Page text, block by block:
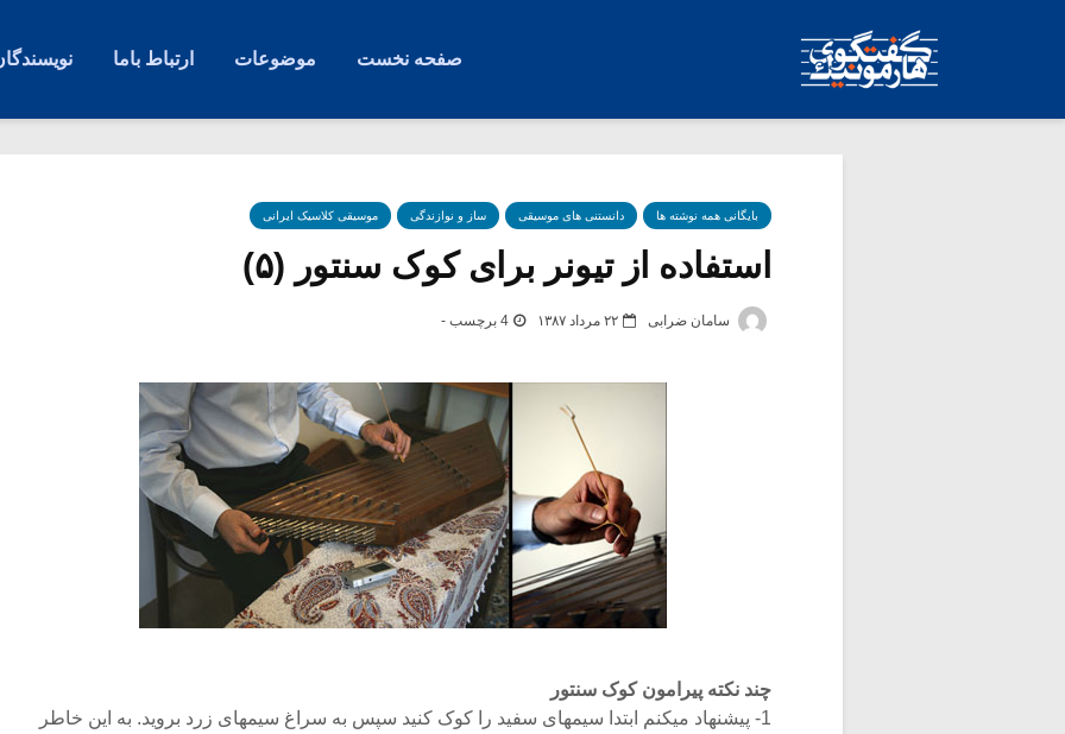
صفحه نخست موضوعات ارتباط باما
بایگانی همه نوشته ها دانستنی های موسیقی ساز و نوازندگی موسیقی کلاسیک ایرانی
استفاده از تیونر برای کوک سنتور (۵)
سامان ضرابی ۲۲ مرداد ۱۳۸۷ 4 برچسب -
چند نکته پیرامون کوک سنتور
1- پیشنهاد میکنم ابتدا سیمهای سفید را کوک کنید سپس به سراغ سیمهای زرد بروید. به این خاطر